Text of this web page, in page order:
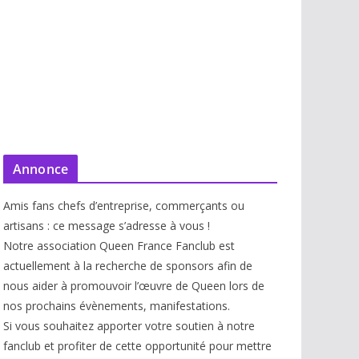
Annonce
Amis fans chefs d’entreprise, commerçants ou
artisans : ce message s’adresse à vous !
Notre association Queen France Fanclub est
actuellement à la recherche de sponsors afin de
nous aider à promouvoir l’œuvre de Queen lors de
nos prochains évènements, manifestations.
Si vous souhaitez apporter votre soutien à notre
fanclub et profiter de cette opportunité pour mettre